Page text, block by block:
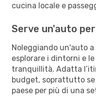
cucina locale e
Serve un'auto
Noleggiando un'auto
esplorare i dintorni e
tranquillità. Adatta
budget, soprattutto
paese per più di una